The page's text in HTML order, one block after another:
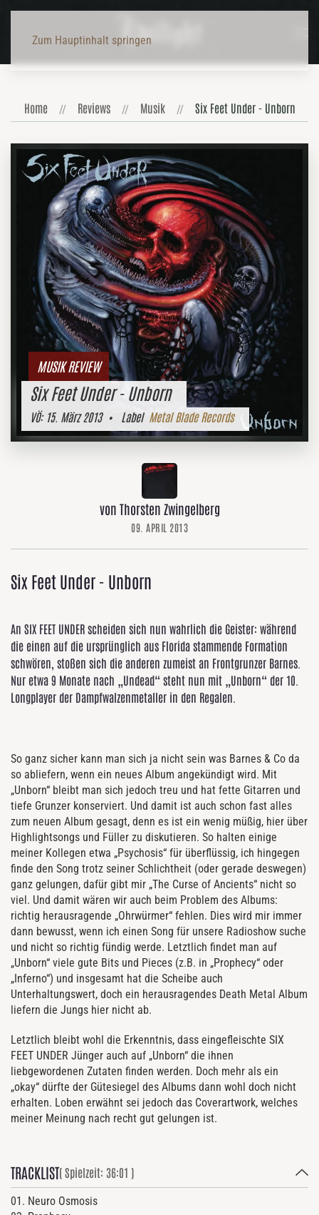
Zum Hauptinhalt springen
Home Reviews Musik Six Feet Under - Unborn
MUSIK REVIEW
Six Feet Under - Unborn
VÖ:15. März 2013• Label Metal Blade Records
von Thorsten Zwingelberg
09. APRIL 2013
Six Feet Under - Unborn
An SIX FEET UNDER scheiden sich nun wahrlich die Geister: während
die einen auf die ursprünglich aus Florida stammende Formation
schwören, stoßen sich die anderen zumeist an Frontgrunzer Barnes.
Nur etwa 9 Monate nach „Undead“ steht nun mit „Unborn“ der 10.
Longplayer der Dampfwalzenmetaller in den Regalen.
So ganz sicher kann man sich ja nicht sein was Barnes & Co da
so abliefern, wenn ein neues Album angekündigt wird. Mit
„Unborn“ bleibt man sich jedoch treu und hat fette Gitarren und
tiefe Grunzer konserviert. Und damit ist auch schon fast alles
zum neuen Album gesagt, denn es ist ein wenig müßig, hier über
Highlightsongs und Füller zu diskutieren. So halten einige
meiner Kollegen etwa „Psychosis“ für überflüssig, ich hingegen
finde den Song trotz seiner Schlichtheit (oder gerade deswegen)
ganz gelungen, dafür gibt mir „The Curse of Ancients“ nicht so
viel. Und damit wären wir auch beim Problem des Albums:
richtig herausragende „Ohrwürmer“ fehlen. Dies wird mir immer
dann bewusst, wenn ich einen Song für unsere Radioshow suche
und nicht so richtig fündig werde. Letztlich findet man auf
„Unborn“ viele gute Bits und Pieces (z.B. in „Prophecy“ oder
„Inferno“) und insgesamt hat die Scheibe auch
Unterhaltungswert, doch ein herausragendes Death Metal Album
liefern die Jungs hier nicht ab.
Letztlich bleibt wohl die Erkenntnis, dass eingefleischte SIX
FEET UNDER Jünger auch auf „Unborn“ die ihnen
liebgewordenen Zutaten finden werden. Doch mehr als ein
„okay“ dürfte der Gütesiegel des Albums dann wohl doch nicht
erhalten. Loben erwähnt sei jedoch das Coverartwork, welches
meiner Meinung nach recht gut gelungen ist.
TRACKLIST( Spielzeit: 36:01 )
01. Neuro Osmosis